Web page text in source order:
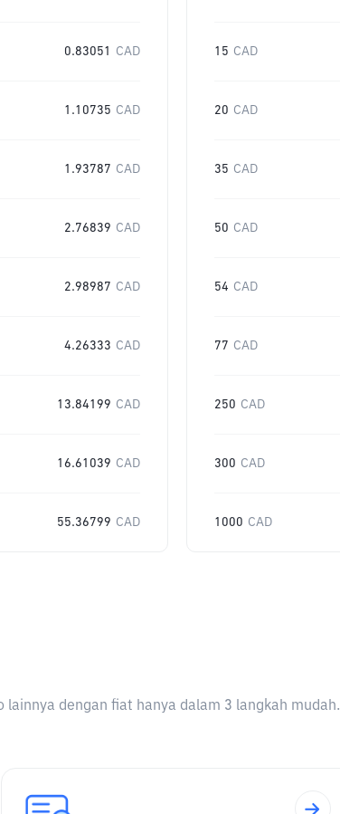
0.83051 CAD
1.10735 CAD
1.93787 CAD
2.76839 CAD
2.98987 CAD
4.26333 CAD
13.84199 CAD
16.61039 CAD
55.36799 CAD
15 CAD
20 CAD
35 CAD
50 CAD
54 CAD
77 CAD
250 CAD
300 CAD
1000 CAD
dengan fiat hanya dalam 3 langkah mudah.